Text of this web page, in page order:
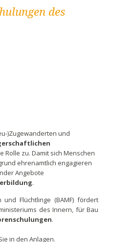
des
)Zugewanderten und
Rolle zu. Damit sich Menschen
ehrenamtlich engagieren
Angebote
.
Flüchtlinge (BAMF) fördert
des Innern, für Bau
.
in den Anlagen.